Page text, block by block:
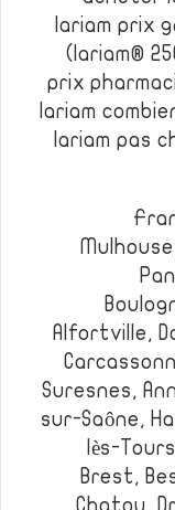
lariam prix
(lariam®
prix
lariam
lariam pas
Alfortville,
Suresnes,
sur-Saône,
lès-
Brest,
Chatou,